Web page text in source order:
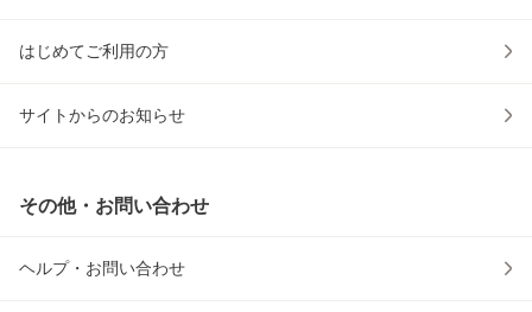
はじめてご利用の方
サイトからのお知らせ
その他・お問い合わせ
ヘルプ・お問い合わせ